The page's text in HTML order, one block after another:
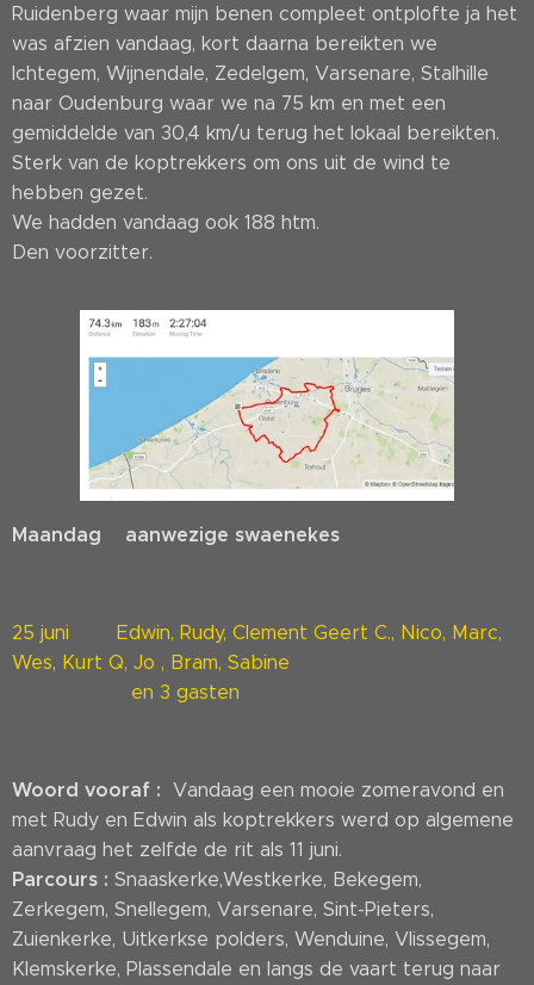
Ruidenberg waar mijn benen compleet ontplofte ja het
was afzien vandaag, kort daarna bereikten we
Ichtegem, Wijnendale, Zedelgem, Varsenare, Stalhille
naar Oudenburg waar we na 75 km en met een
gemiddelde van 30,4 km/u terug het lokaal bereikten.
Sterk van de koptrekkers om ons uit de wind te
hebben gezet.
We hadden vandaag ook 188 htm.
Den voorzitter.
Maandag aanwezige swaenekes
25 juni Edwin, Rudy, Clement Geert C., Nico, Marc,
Wes, Kurt Q, Jo , Bram, Sabine
en 3 gasten
Woord vooraf : Vandaag een mooie zomeravond en
met Rudy en Edwin als koptrekkers werd op algemene
aanvraag het zelfde de rit als 11 juni.
Parcours : Snaaskerke,Westkerke, Bekegem,
Zerkegem, Snellegem, Varsenare, Sint-Pieters,
Zuienkerke, Uitkerkse polders, Wenduine, Vlissegem,
Klemskerke, Plassendale en langs de vaart terug naar